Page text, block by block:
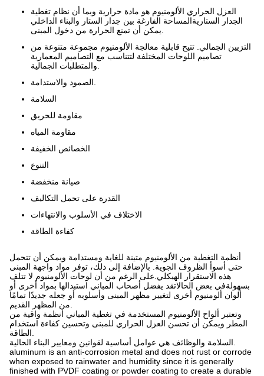
العزل الحراري الألومنيوم هو مادة حرارية وبما أن نظام تغطية
الجدار الستاريةالمساحة الفارغة بين جدار الستار والبناء الداخلي
التزيين الجمالي. تتيح قابلية معالجة الألومنيوم مجموعة متنوعة من
تصاميم اللوحات المختلفة لتتناسب مع التصاميم المعمارية
السلامة
مقاومة للحريق
مقاومة المياه
الخصائص الخفيفة
التنوع
صيانة منخفضة
القدرة على تحمل التكاليف
الاختلاف في الأسلوب والانتهاءات
كفاءة الطاقة
أنظمة التغطية من الألومنيوم متينة للغاية ومستدامة ويمكن أن تتحمل
حتى أسوأ الظروف الجوية. بالإضافة إلى ذلك، توفر مواد واجهة المبنى
هذه الاستقرار الهيكلي.على الرغم من أن لوحات الألومنيوم لا تتلف
بسهولةفي بعض الحالاتقد يفضل أصحاب المباني استبدالها بمواد أخرى أو
ألوان ألومنيوم أخرى لتغيير مظهر المبنى وأسلوبه أو جعله جديدًا تمامًا
وتعتبر ألواح الألومنيوم المستخدمة في تغطية المباني أنظمة واقية من
المطر ويمكن أن تحسن العزل الحراري للمبنى وتحسين كفاءة استخدام
السلامة والوظائف هي عوامل أساسية لقوانين ومعايير البناء الحالية.
aluminum is an anti-corrosion metal and does not rust or corrode
when exposed to rainwater and humidity since it is generally
finished with PVDF coating or powder coating to create a durable